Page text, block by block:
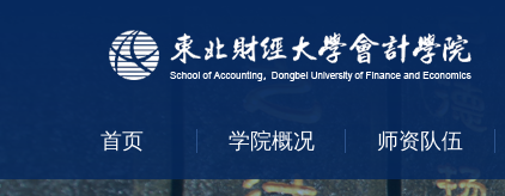
首页 学院概况 师资队伍